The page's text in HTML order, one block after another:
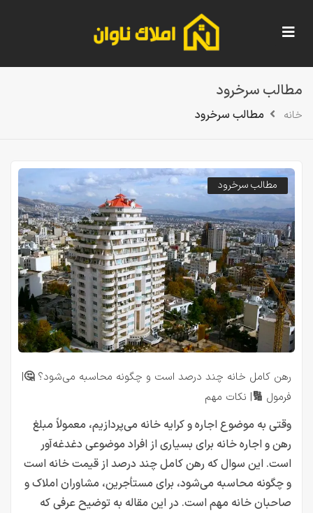
مطالب سرخرود
خانه مطالب سرخرود
مطالب سرخرود
رهن کامل خانه چند درصد است و چگونه محاسبه می‌شود؟ 🤔|
فرمول 🔢| نکات مهم
وقتی به موضوع اجاره و کرایه خانه می‌پردازیم، معمولاً مبلغ
رهن و اجاره خانه برای بسیاری از افراد موضوعی دغدغه‌آور
است. این سوال که رهن کامل چند درصد از قیمت خانه است
و چگونه محاسبه می‌شود، برای مستأجرین، مشاوران املاک و
صاحبان خانه مهم است. در این مقاله به توضیح عرفی که